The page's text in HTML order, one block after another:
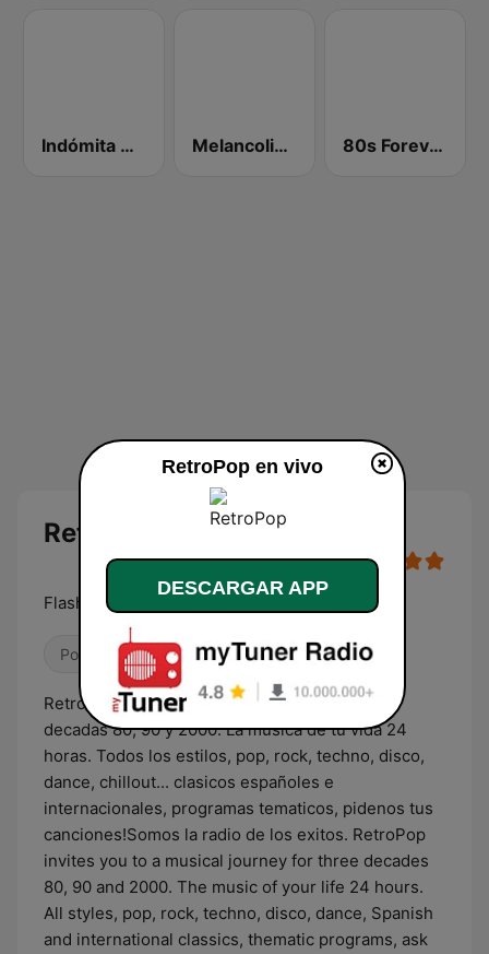
Indómita Classics Melancolia FM 80s Forever Young
RetroPop en directo
Flashback Radios 80s 90s 00s
Pop / Top 40 Dance / EDM Antiguas
RetroPop te invita a un viaje musical por tres
decadas 80, 90 y 2000. La musica de tu vida 24
horas. Todos los estilos, pop, rock, techno, disco,
dance, chillout... clasicos españoles e
internacionales, programas tematicos, pidenos tus
canciones!Somos la radio de los exitos. RetroPop
invites you to a musical journey for three decades
80, 90 and 2000. The music of your life 24 hours.
All styles, pop, rock, techno, disco, dance, Spanish
and international classics, thematic programs, ask
RetroPop en vivo
DESCARGAR APP